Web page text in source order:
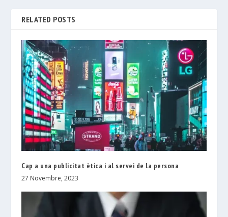
RELATED POSTS
Cap a una publicitat ètica i al servei de la persona
27 Novembre, 2023